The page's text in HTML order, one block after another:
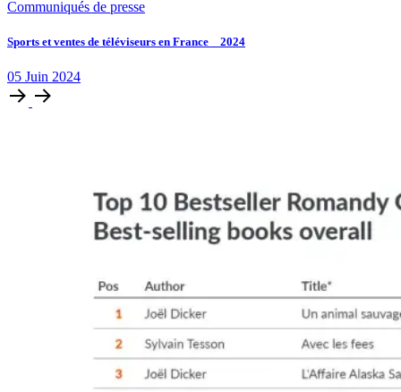
Communiqués de presse
Sports et ventes de téléviseurs en France _ 2024
05 Juin 2024